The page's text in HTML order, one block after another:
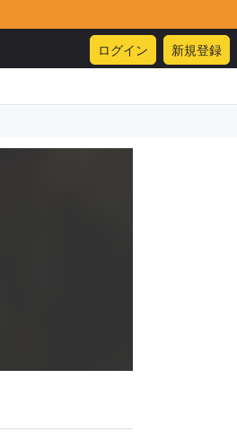
ログイン 新規登録